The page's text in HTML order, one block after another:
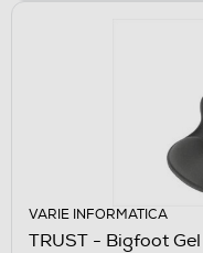
VARIE INFORMATICA
TRUST - Bigfoot